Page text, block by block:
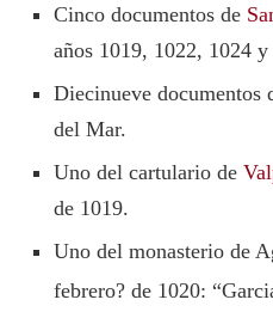
Cinco documentos de
años 1019, 1022, 1024 y
Diecinueve documentos
del Mar.
Uno del cartulario de
de 1019.
Uno del monasterio de
febrero? de 1020: